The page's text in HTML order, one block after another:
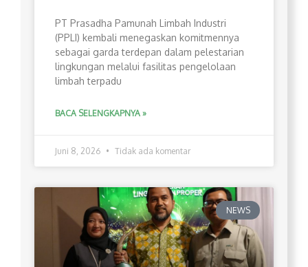
PT Prasadha Pamunah Limbah Industri
(PPLI) kembali menegaskan komitmennya
sebagai garda terdepan dalam pelestarian
lingkungan melalui fasilitas pengelolaan
limbah terpadu
BACA SELENGKAPNYA »
Juni 8, 2026 Tidak ada komentar
NEWS